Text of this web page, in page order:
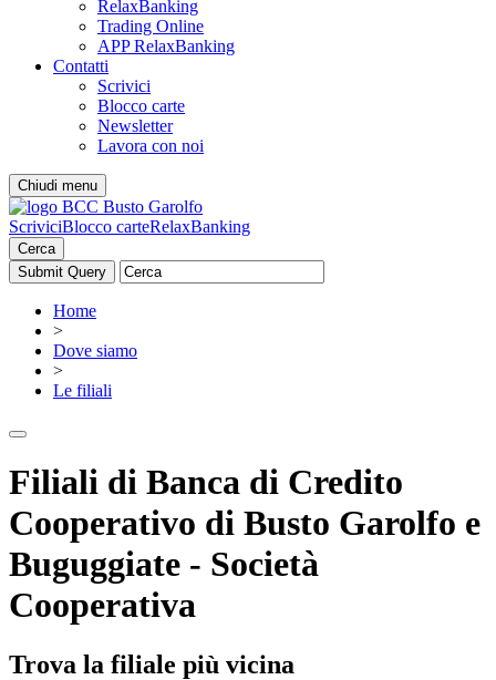
RelaxBanking
Trading Online
APP RelaxBanking
Contatti
Scrivici
Blocco carte
Newsletter
Lavora con noi
Chiudi menu
ScriviciBlocco carteRelaxBanking
Cerca
Home
>
Dove siamo
>
Le filiali
Filiali di Banca di Credito
Cooperativo di Busto Garolfo e
Buguggiate - Società
Cooperativa
Trova la filiale più vicina